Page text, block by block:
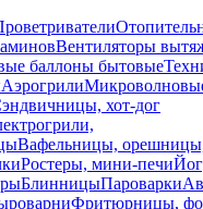
Вентиляторы
баллоны бытовые
Аэрогрили
хот-дог
Вафельницы,
Ростеры, мини-печи
БлинницыПароварки
Фритюрницы,